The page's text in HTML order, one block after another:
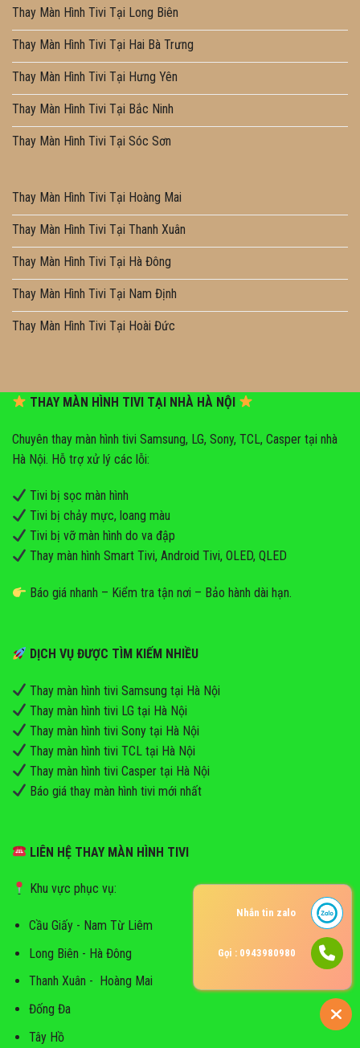
Thay Màn Hình Tivi Tại Long Biên
Thay Màn Hình Tivi Tại Hai Bà Trưng
Thay Màn Hình Tivi Tại Hưng Yên
Thay Màn Hình Tivi Tại Bắc Ninh
Thay Màn Hình Tivi Tại Sóc Sơn
Thay Màn Hình Tivi Tại Hoàng Mai
Thay Màn Hình Tivi Tại Thanh Xuân
Thay Màn Hình Tivi Tại Hà Đông
Thay Màn Hình Tivi Tại Nam Định
Thay Màn Hình Tivi Tại Hoài Đức
THAY MÀN HÌNH TIVI TẠI NHÀ HÀ NỘI
Chuyên thay màn hình tivi Samsung, LG, Sony, TCL, Casper tại nhà
Hà Nội. Hỗ trợ xử lý các lỗi:
Tivi bị sọc màn hình
Tivi bị chảy mực, loang màu
Tivi bị vỡ màn hình do va đập
Thay màn hình Smart Tivi, Android Tivi, OLED, QLED
Báo giá nhanh – Kiểm tra tận nơi – Bảo hành dài hạn.
DỊCH VỤ ĐƯỢC TÌM KIẾM NHIỀU
Thay màn hình tivi Samsung tại Hà Nội
Thay màn hình tivi LG tại Hà Nội
Thay màn hình tivi Sony tại Hà Nội
Thay màn hình tivi TCL tại Hà Nội
Thay màn hình tivi Casper tại Hà Nội
Báo giá thay màn hình tivi mới nhất
LIÊN HỆ THAY MÀN HÌNH TIVI
Khu vực phục vụ:
Cầu Giấy - Nam Từ Liêm
Long Biên - Hà Đông
Thanh Xuân - Hoàng Mai
Đống Đa
Tây Hồ
Nhắn tin zalo
Gọi : 0943980980